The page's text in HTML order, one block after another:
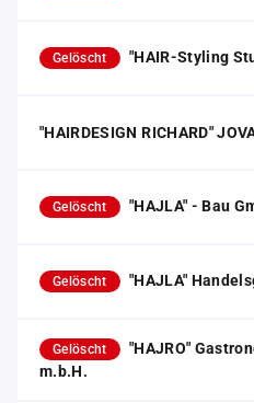
Gelöscht "HAIR-Styling
"HAIRDESIGN RICHARD"
Gelöscht "HAJLA" - Bau
Gelöscht "HAJLA"
Gelöscht
"HAJRO"
m.b.H.